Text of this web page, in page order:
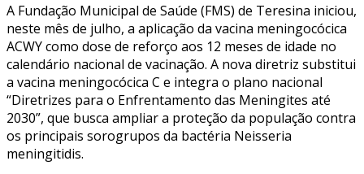
A Fundação Municipal de Saúde (FMS) de Teresina iniciou,
neste mês de julho, a aplicação da vacina meningocócica
ACWY como dose de reforço aos 12 meses de idade no
calendário nacional de vacinação. A nova diretriz substitui
a vacina meningocócica C e integra o plano nacional
“Diretrizes para o Enfrentamento das Meningites até
2030”, que busca ampliar a proteção da população contra
os principais sorogrupos da bactéria Neisseria
meningitidis.